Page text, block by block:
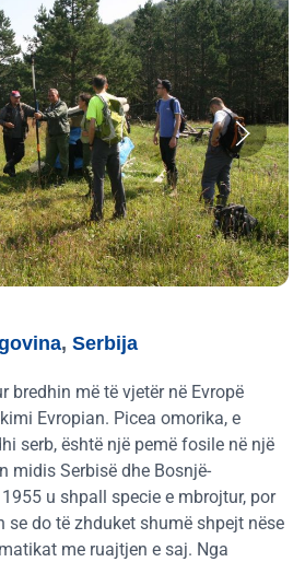
, Serbija
bredhin më të vjetër në Evropë
Evropian. Picea omorika, e
serb, është një pemë fosile në një
midis Serbisë dhe Bosnjë-
u shpall specie e mbrojtur, por
se do të zhduket shumë shpejt nëse
me ruajtjen e saj. Nga